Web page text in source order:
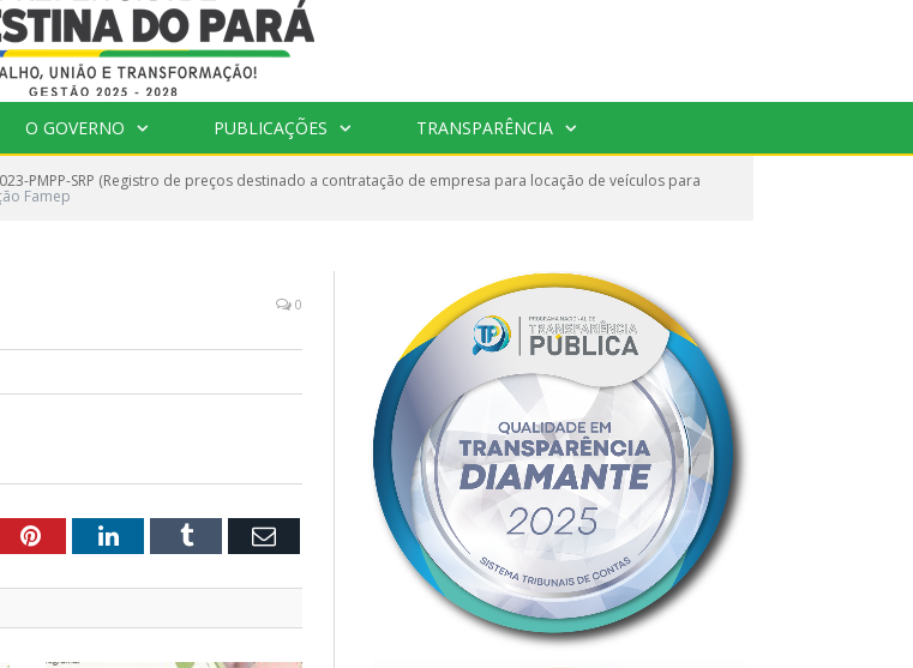
O GOVERNO PUBLICAÇÕES TRANSPARÊNCIA
2023-PMPP-SRP (Registro de preços destinado a contratação de empresa para locação de veículos para
Famep
0
PinterestLinkedInTumblr Email